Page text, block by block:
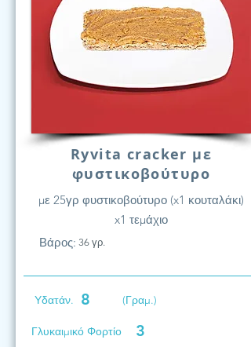
Ryvita cracker με
φυστικοβούτυρο
με 25γρ φυστικοβούτυρο (x1 κουταλάκι)
x1 τεμάχιο
Βάρος: 36 γρ.
Υδατάν. 8 (Γραμ.)
Γλυκαιμικό Φορτίο 3